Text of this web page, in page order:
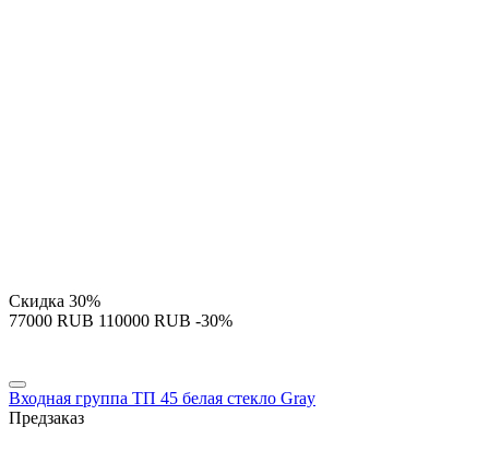
Скидка 30%
‍77000‍ RUB ‍110000‍ RUB -30%
Входная группа ТП 45 белая стекло Gray
Предзаказ